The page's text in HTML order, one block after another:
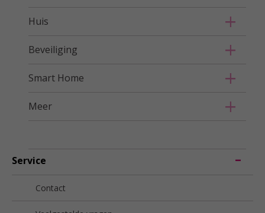
Huis
Beveiliging
Smart Home
Meer
Service
Contact